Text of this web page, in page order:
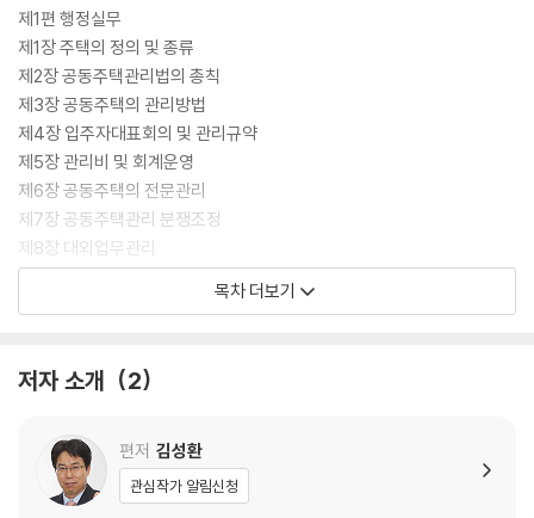
제1편 행정실무
제1장 주택의 정의 및 종류
제2장 공동주택관리법의 총칙
제3장 공동주택의 관리방법
제4장 입주자대표회의 및 관리규약
제5장 관리비 및 회계운영
제6장 공동주택의 전문관리
제7장 공동주택관리 분쟁조정
제8장 대외업무관리
제9장 임대주택의 관리
제2장 하자담보책임
제4장 설비관리
제5장 환경관리
제6장 안전관리
목차 더보기
저자 소개 2
편저 김성환
관심작가 알림신청